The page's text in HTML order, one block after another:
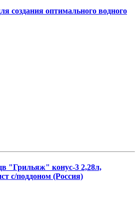
создания оптимального водного
"Грильяж" конус-3 2,28л,
с/поддоном (Россия)